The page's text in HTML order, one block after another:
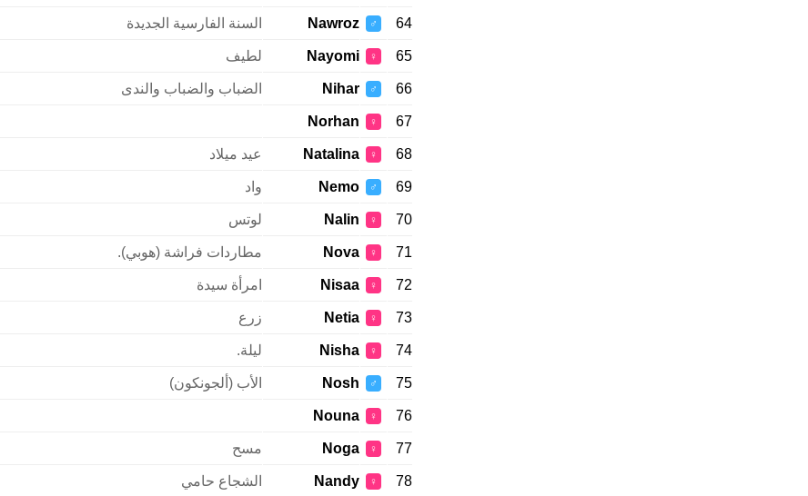
64
♂
Nawroz السنة الفارسية الجديدة
65
♀
Nayomi لطيف
66
♂
Nihar الضباب والضباب والندى
67
♀
Norhan
68
♀
Natalina عيد ميلاد
69
♂
Nemo واد
70
♀
Nalin لوتس
71
♀
Nova مطاردات فراشة (هوبي).
72
♀
Nisaa امرأة سيدة
73
♀
Netia زرع
74
♀
Nisha ليلة.
75
♂
Nosh الأب (ألجونكون)
76
♀
Nouna
77
♀
Noga مسح
78
♀
Nandy الشجاع حامي